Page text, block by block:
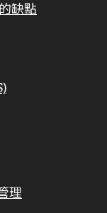
缺點
理